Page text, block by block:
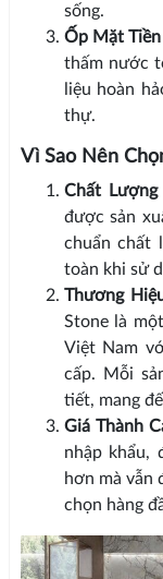
sống.
Ốp Mặt
thấm nước
liệu hoàn
thự.
Vì Sao Nên
Chất
được sản
chuẩn chất
toàn khi sử
Thương
Stone là
Việt Nam
cấp. Mỗi
tiết, mang
Giá Thành
nhập khẩu,
hơn mà vẫn
chọn hàng